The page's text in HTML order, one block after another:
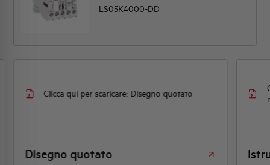
LS05K4000-DD
Clicca qui per scaricare: Disegno quotato
Disegno quotato